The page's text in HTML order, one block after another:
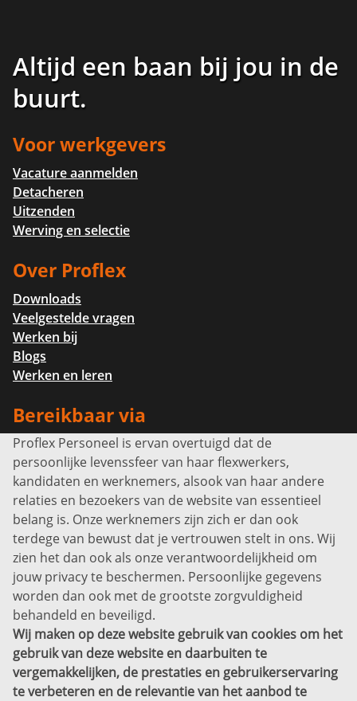
Altijd een baan bij jou in de
buurt.
Voor werkgevers
Vacature aanmelden
Detacheren
Uitzenden
Werving en selectie
Over Proflex
Downloads
Veelgestelde vragen
Werken bij
Blogs
Werken en leren
Bereikbaar via
Info@proflexpersoneel.nl
Bel ons:+31 (0)85 0450040
Prins Willem-Alexanderlaan 301
7311 SW Apeldoorn
Disclaimer
Privacyverklaring
Sitemap
Copyright
Bekijk ook eens
Proflex Personeel is ervan overtuigd dat de
persoonlijke levenssfeer van haar flexwerkers,
kandidaten en werknemers, alsook van haar andere
relaties en bezoekers van de website van essentieel
belang is. Onze werknemers zijn zich er dan ook
terdege van bewust dat je vertrouwen stelt in ons. Wij
zien het dan ook als onze verantwoordelijkheid om
jouw privacy te beschermen. Persoonlijke gegevens
worden dan ook met de grootste zorgvuldigheid
behandeld en beveiligd.
Wij maken op deze website gebruik van cookies om het
gebruik van deze website en daarbuiten te
vergemakkelijken, de prestaties en gebruikerservaring
te verbeteren en de relevantie van het aanbod te